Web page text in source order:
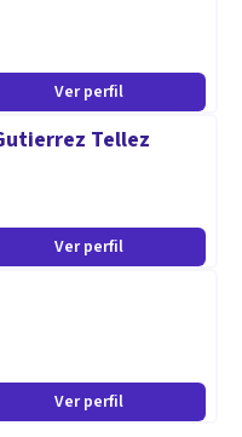
Ver perfil
Tellez
Ver perfil
Ver perfil